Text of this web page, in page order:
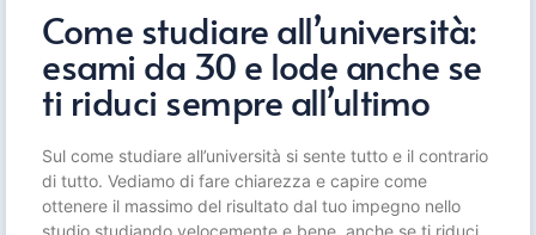
Come studiare all’università:
esami da 30 e lode anche se
ti riduci sempre all’ultimo
Sul come studiare all’università si sente tutto e il contrario
di tutto. Vediamo di fare chiarezza e capire come
ottenere il massimo del risultato dal tuo impegno nello